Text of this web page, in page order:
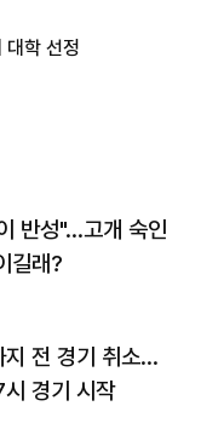
학 선정
반성"…고개 숙인
길래?
지 전 경기 취소…
시 경기 시작